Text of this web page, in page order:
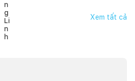
Xem tất cả